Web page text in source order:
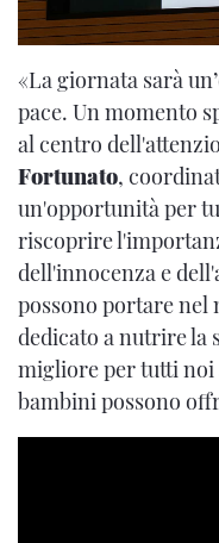
«La giornata sarà
pace. Un momento
al centro
Fortunato,
un'opportunità per
riscoprire
dell'innocenza e
possono portare nel
dedicato a nutrire la
migliore per tutti noi
bambini possono